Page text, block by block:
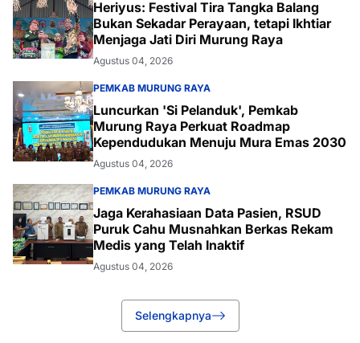
Heriyus: Festival Tira Tangka Balang
Bukan Sekadar Perayaan, tetapi Ikhtiar
Menjaga Jati Diri Murung Raya
Agustus 04, 2026
PEMKAB MURUNG RAYA
Luncurkan 'Si Pelanduk', Pemkab
Murung Raya Perkuat Roadmap
Kependudukan Menuju Mura Emas 2030
Agustus 04, 2026
PEMKAB MURUNG RAYA
Jaga Kerahasiaan Data Pasien, RSUD
Puruk Cahu Musnahkan Berkas Rekam
Medis yang Telah Inaktif
Agustus 04, 2026
Selengkapnya